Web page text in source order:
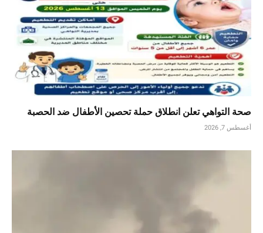
صحة التواهي تعلن انطلاق حملة تحصين الأطفال ضد الحصبة
أغسطس 7, 2026